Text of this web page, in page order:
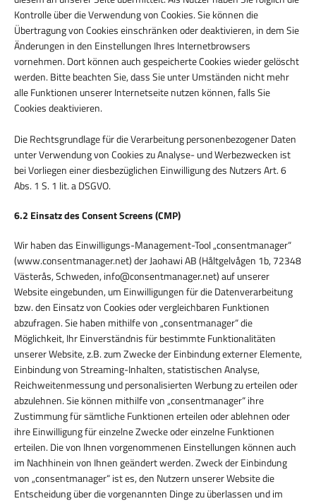
Kontrolle über die Verwendung von Cookies. Sie können die
Übertragung von Cookies einschränken oder deaktivieren, in dem Sie
Änderungen in den Einstellungen Ihres Internetbrowsers
vornehmen. Dort können auch gespeicherte Cookies wieder gelöscht
werden. Bitte beachten Sie, dass Sie unter Umständen nicht mehr
alle Funktionen unserer Internetseite nutzen können, falls Sie
Cookies deaktivieren.
Die Rechtsgrundlage für die Verarbeitung personenbezogener Daten
unter Verwendung von Cookies zu Analyse- und Werbezwecken ist
bei Vorliegen einer diesbezüglichen Einwilligung des Nutzers Art. 6
Abs. 1 S. 1 lit. a DSGVO.
6.2 Einsatz des Consent Screens (CMP)
Wir haben das Einwilligungs-Management-Tool „consentmanager“
(www.consentmanager.net) der Jaohawi AB (Håltgelvågen 1b, 72348
Västerås, Schweden, info@consentmanager.net) auf unserer
Website eingebunden, um Einwilligungen für die Datenverarbeitung
bzw. den Einsatz von Cookies oder vergleichbaren Funktionen
abzufragen. Sie haben mithilfe von „consentmanager“ die
Möglichkeit, Ihr Einverständnis für bestimmte Funktionalitäten
unserer Website, z.B. zum Zwecke der Einbindung externer Elemente,
Einbindung von Streaming-Inhalten, statistischen Analyse,
Reichweitenmessung und personalisierten Werbung zu erteilen oder
abzulehnen. Sie können mithilfe von „consentmanager“ ihre
Zustimmung für sämtliche Funktionen erteilen oder ablehnen oder
ihre Einwilligung für einzelne Zwecke oder einzelne Funktionen
erteilen. Die von Ihnen vorgenommenen Einstellungen können auch
im Nachhinein von Ihnen geändert werden. Zweck der Einbindung
von „consentmanager“ ist es, den Nutzern unserer Website die
Entscheidung über die vorgenannten Dinge zu überlassen und im